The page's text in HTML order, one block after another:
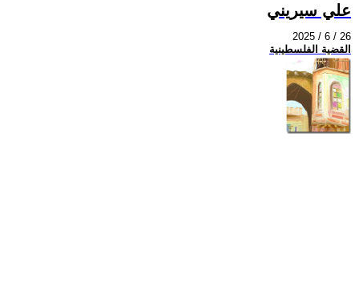
علي سيريني
2025 / 6 / 26
القضية الفلسطينية